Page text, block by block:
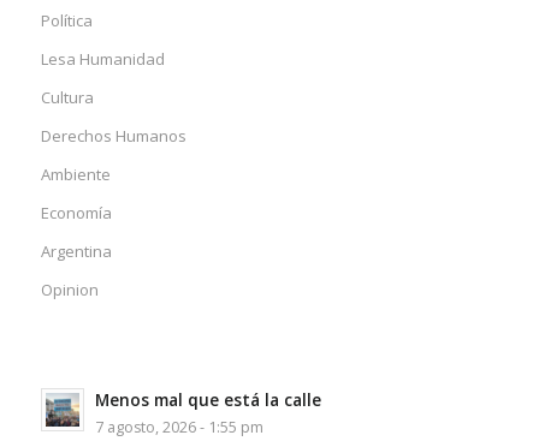
Política
Lesa Humanidad
Cultura
Derechos Humanos
Ambiente
Economía
Argentina
Opinion
Menos mal que está la calle
7 agosto, 2026 - 1:55 pm